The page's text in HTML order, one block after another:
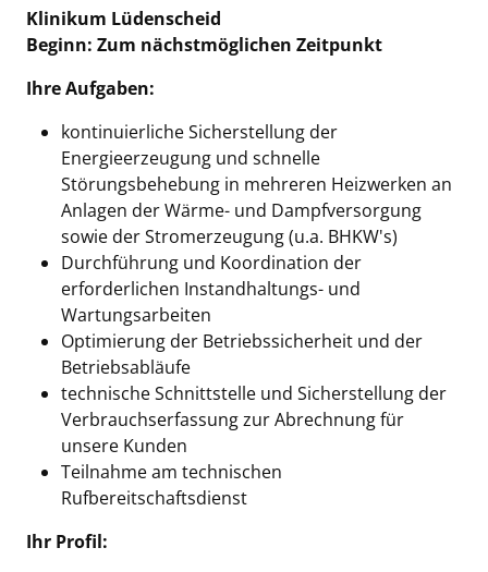
Klinikum Lüdenscheid
Beginn: Zum nächstmöglichen Zeitpunkt
Ihre Aufgaben:
kontinuierliche Sicherstellung der
Energieerzeugung und schnelle
Störungsbehebung in mehreren Heizwerken an
Anlagen der Wärme- und Dampfversorgung
sowie der Stromerzeugung (u.a. BHKW's)
Durchführung und Koordination der
erforderlichen Instandhaltungs- und
Wartungsarbeiten
Optimierung der Betriebssicherheit und der
Betriebsabläufe
technische Schnittstelle und Sicherstellung der
Verbrauchserfassung zur Abrechnung für
unsere Kunden
Teilnahme am technischen
Rufbereitschaftsdienst
Ihr Profil: